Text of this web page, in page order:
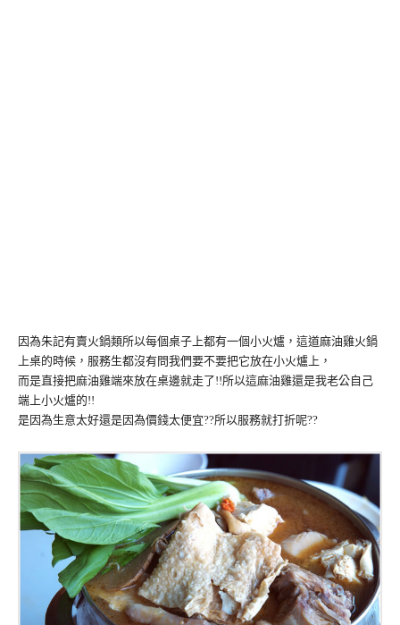
因為朱記有賣火鍋類所以每個桌子上都有一個小火爐，這道麻油雞火鍋
上桌的時候，服務生都沒有問我們要不要把它放在小火爐上，
而是直接把麻油雞端來放在桌邊就走了!!所以這麻油雞還是我老公自己
端上小火爐的!!
是因為生意太好還是因為價錢太便宜??所以服務就打折呢??